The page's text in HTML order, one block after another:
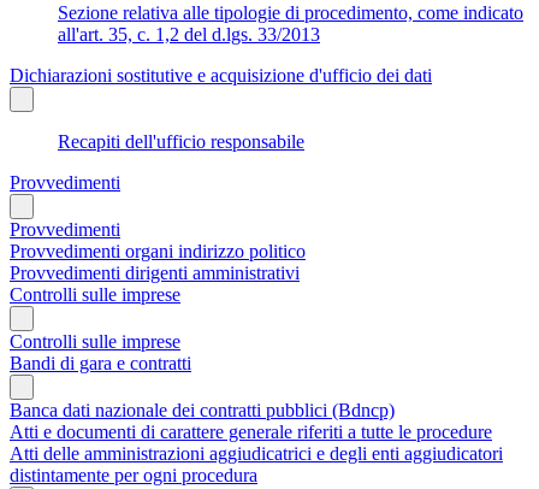
Sezione relativa alle tipologie di procedimento, come indicato
all'art. 35, c. 1,2 del d.lgs. 33/2013
Dichiarazioni sostitutive e acquisizione d'ufficio dei dati
Recapiti dell'ufficio responsabile
Provvedimenti
Provvedimenti
Provvedimenti organi indirizzo politico
Provvedimenti dirigenti amministrativi
Controlli sulle imprese
Controlli sulle imprese
Bandi di gara e contratti
Banca dati nazionale dei contratti pubblici (Bdncp)
Atti e documenti di carattere generale riferiti a tutte le procedure
Atti delle amministrazioni aggiudicatrici e degli enti aggiudicatori
distintamente per ogni procedura